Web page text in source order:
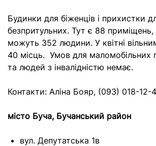
Будинки для біженців і прихистки
безпритульних. Тут є 88 приміщень,
можуть 352 людини. У квітні
40 місць. Умов для маломобільних
та людей з інвалідністю немає.
Контакти: Аліна Бояр, (093) 018-12-
місто Буча, Бучанський район
вул. Депутатська 1в